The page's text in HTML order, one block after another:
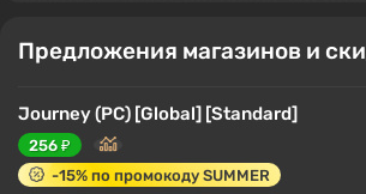
Совместное путешествие
обмениваться со спутником
как издавать звуки разного
получаются красивые мелодии.
Предложения магазинов и
Journey (PC) [Global] [Standard]
256 ₽
-15% по промокоду SUMMER